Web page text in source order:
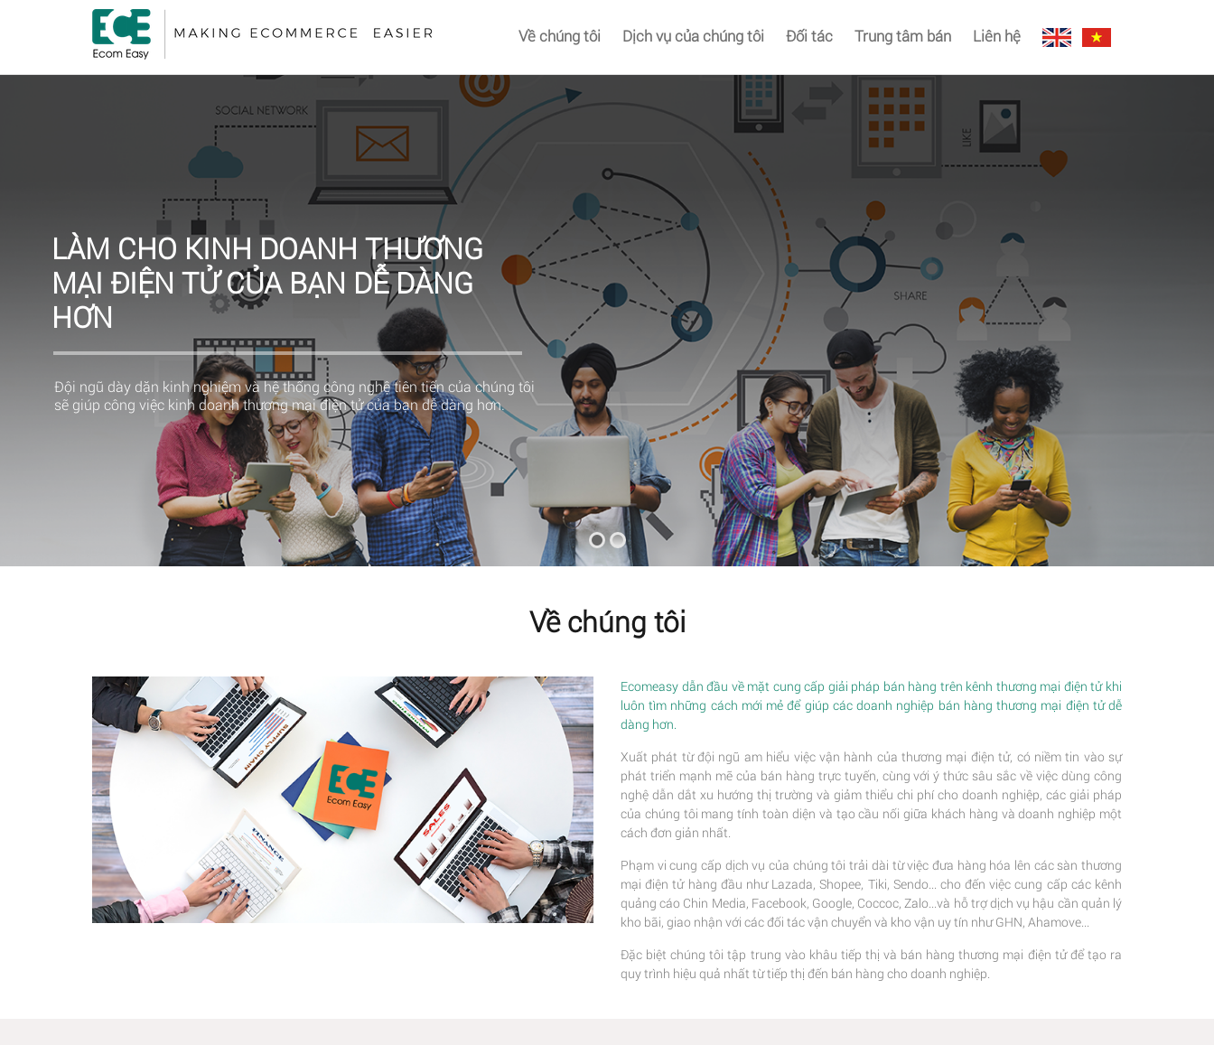
Về chúng tôi Dịch vụ của chúng tôi Đối tác Trung tâm bán Liên hệ
LÀM CHO KINH DOANH THƯƠNG
MẠI ĐIỆN TỬ CỦA BẠN DỄ DÀNG
HƠN
Đội ngũ dày dặn kinh nghiệm và hệ thống công nghệ tiên tiến của chúng tôi
sẽ giúp công việc kinh doanh thương mại điện tử của bạn dễ dàng hơn.
Về chúng tôi
Ecomeasy dẫn đầu về mặt cung cấp giải pháp bán hàng trên kênh thương mại điện tử khi
luôn tìm những cách mới mẻ để giúp các doanh nghiệp bán hàng thương mại điện tử dễ
dàng hơn.
Xuất phát từ đội ngũ am hiểu việc vận hành của thương mại điện tử, có niềm tin vào sự
phát triển mạnh mẽ của bán hàng trực tuyến, cùng với ý thức sâu sắc về việc dùng công
nghệ dẫn dắt xu hướng thị trường và giảm thiểu chi phí cho doanh nghiệp, các giải pháp
của chúng tôi mang tính toàn diện và tạo cầu nối giữa khách hàng và doanh nghiệp một
cách đơn giản nhất.
Phạm vi cung cấp dịch vụ của chúng tôi trải dài từ việc đưa hàng hóa lên các sàn thương
mại điện tử hàng đầu như Lazada, Shopee, Tiki, Sendo... cho đến việc cung cấp các kênh
quảng cáo Chin Media, Facebook, Google, Coccoc, Zalo...và hỗ trợ dịch vụ hậu cần quản lý
kho bãi, giao nhận với các đối tác vận chuyển và kho vận uy tín như GHN, Ahamove...
Đặc biệt chúng tôi tập trung vào khâu tiếp thị và bán hàng thương mại điện tử để tạo ra
quy trình hiệu quả nhất từ tiếp thị đến bán hàng cho doanh nghiệp.